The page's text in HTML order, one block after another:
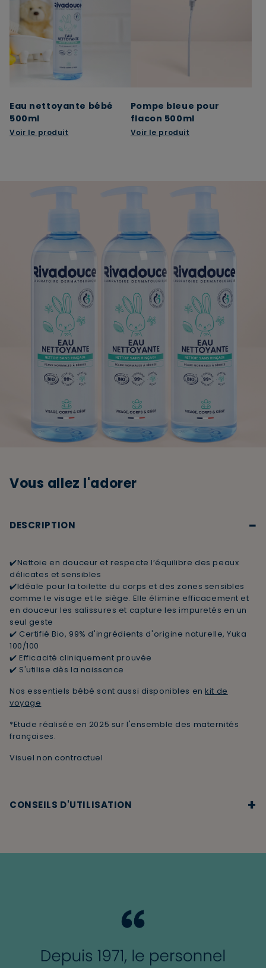
Eau nettoyante bébé
500ml
Voir le produit
Pompe bleue pour
flacon 500ml
Voir le produit
Vous allez l'adorer
DESCRIPTION −
✔️Nettoie en douceur et respecte l’équilibre des peaux
délicates et sensibles
✔️Idéale pour la toilette du corps et des zones sensibles
comme le visage et le siège. Elle élimine efficacement et
en douceur les salissures et capture les impuretés en un
seul geste
✔️ Certifié Bio, 99% d'ingrédients d'origine naturelle, Yuka
100/100
✔️ Efficacité cliniquement prouvée
✔️ S'utilise dès la naissance
Nos essentiels bébé sont aussi disponibles enkit de
voyage
*Etude réalisée en 2025 sur l'ensemble des maternités
françaises.
Visuel non contractuel
CONSEILS D'UTILISATION +
salissures. Ne nécessite pas de rinçage.
Sur quelles parties du corps de bébé appliquer l'eau
nettoyant idéal pour la toilette douce des bébés dès la